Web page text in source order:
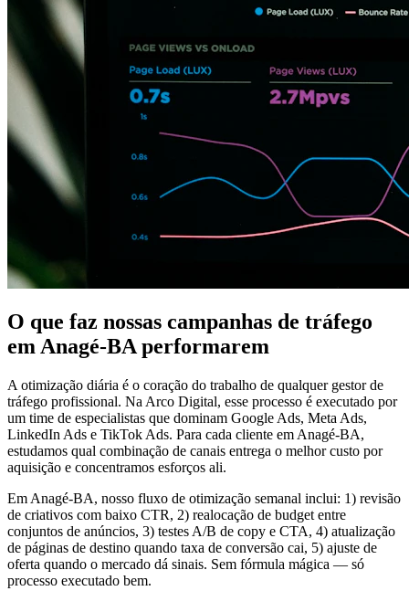
O que faz nossas campanhas de tráfego
em Anagé-BA performarem
A otimização diária é o coração do trabalho de qualquer gestor de
tráfego profissional. Na Arco Digital, esse processo é executado por
um time de especialistas que dominam Google Ads, Meta Ads,
LinkedIn Ads e TikTok Ads. Para cada cliente em Anagé-BA,
estudamos qual combinação de canais entrega o melhor custo por
aquisição e concentramos esforços ali.
Em Anagé-BA, nosso fluxo de otimização semanal inclui: 1) revisão
de criativos com baixo CTR, 2) realocação de budget entre
conjuntos de anúncios, 3) testes A/B de copy e CTA, 4) atualização
de páginas de destino quando taxa de conversão cai, 5) ajuste de
oferta quando o mercado dá sinais. Sem fórmula mágica — só
processo executado bem.